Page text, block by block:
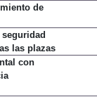
de
las plazas
con